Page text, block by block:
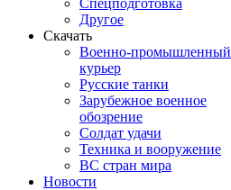
Спецподготовка
Другое
Скачать
Военно-промышленный
курьер
Русские танки
Зарубежное военное
обозрение
Солдат удачи
Техника и вооружение
ВС стран мира
Новости